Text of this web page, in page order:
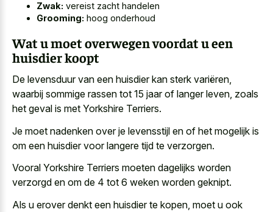
Zwak: vereist zacht handelen
Grooming: hoog onderhoud
Wat u moet overwegen voordat u een
huisdier koopt
De levensduur van een huisdier kan sterk variëren,
waarbij sommige rassen tot 15 jaar of langer leven, zoals
het geval is met Yorkshire Terriers.
Je moet nadenken over je levensstijl en of het mogelijk is
om een huisdier voor langere tijd te verzorgen.
Vooral Yorkshire Terriers moeten dagelijks worden
verzorgd en om de 4 tot 6 weken worden geknipt.
Als u erover denkt een huisdier te kopen, moet u ook